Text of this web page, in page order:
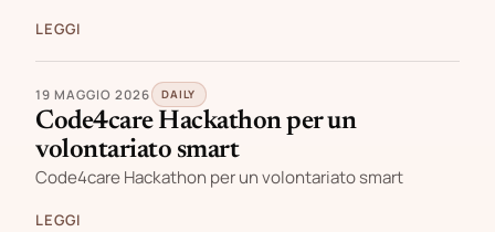
LEGGI
19 MAGGIO 2026 DAILY
Code4care Hackathon per un
volontariato smart
Code4care Hackathon per un volontariato smart
LEGGI